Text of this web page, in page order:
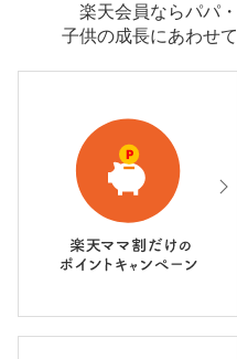
楽天会員ならパパ
子供の成長にあわせ